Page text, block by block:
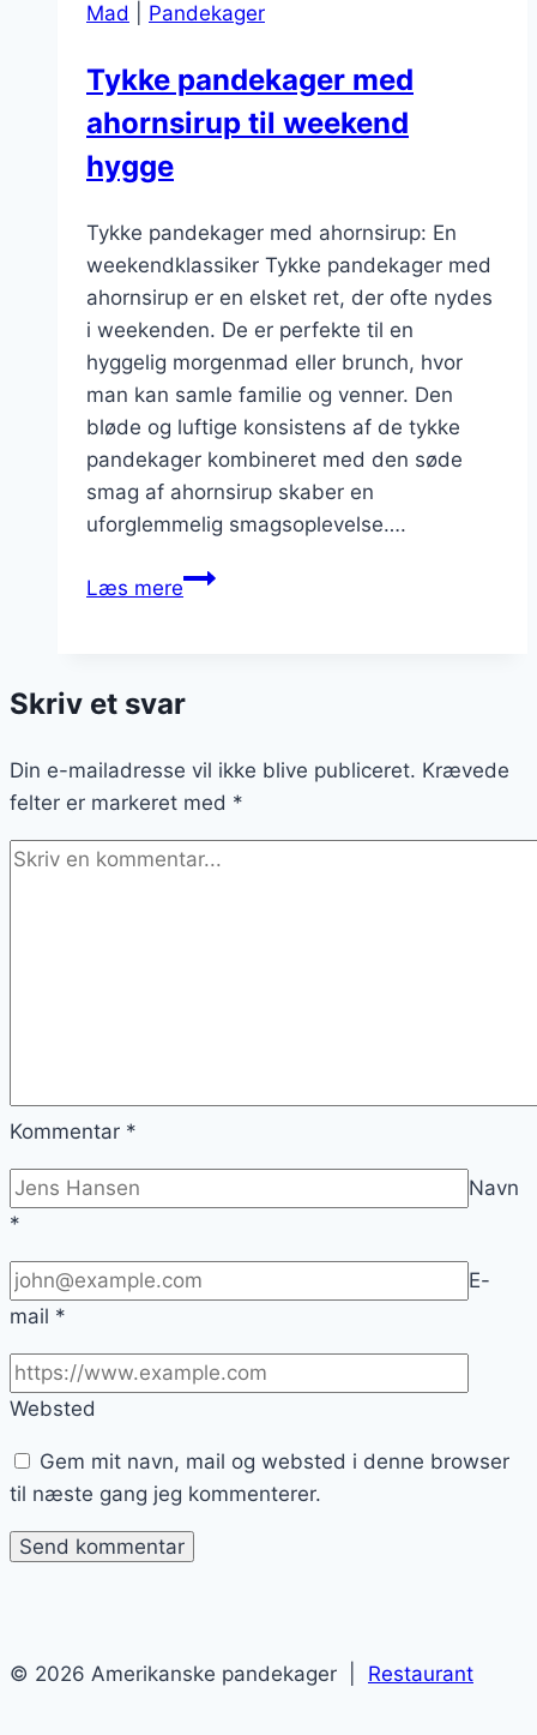
Mad Pandekager
Tykke pandekager med
ahornsirup til weekend
hygge
Tykke pandekager med ahornsirup: En
weekendklassiker Tykke pandekager med
ahornsirup er en elsket ret, der ofte nydes
i weekenden. De er perfekte til en
hyggelig morgenmad eller brunch, hvor
man kan samle familie og venner. Den
bløde og luftige konsistens af de tykke
pandekager kombineret med den søde
smag af ahornsirup skaber en
uforglemmelig smagsoplevelse….
Læs mereTykke
til
hygge
Skriv et svar
Din e-mailadresse vil ikke blive publiceret. Krævede
felter er markeret med *
Kommentar *
Navn
*
E-
mail *
Websted
Gem mit navn, mail og websted i denne browser
til næste gang jeg kommenterer.
© 2026 Amerikanske pandekager | Restaurant